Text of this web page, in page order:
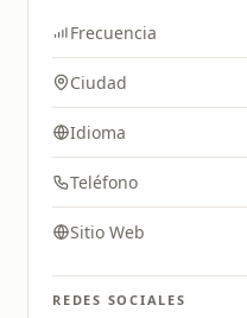
Frecuencia
Ciudad
Idioma
Teléfono
Sitio Web
REDES SOCIALES